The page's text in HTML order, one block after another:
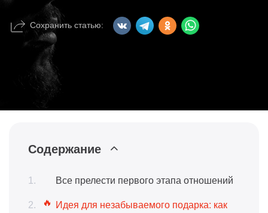
Сохранить статью:
Содержание
Все прелести первого этапа отношений
Идея для незабываемого подарка: как